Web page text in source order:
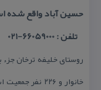
حسین آباد واقع شده
تلفن : 66059000-021